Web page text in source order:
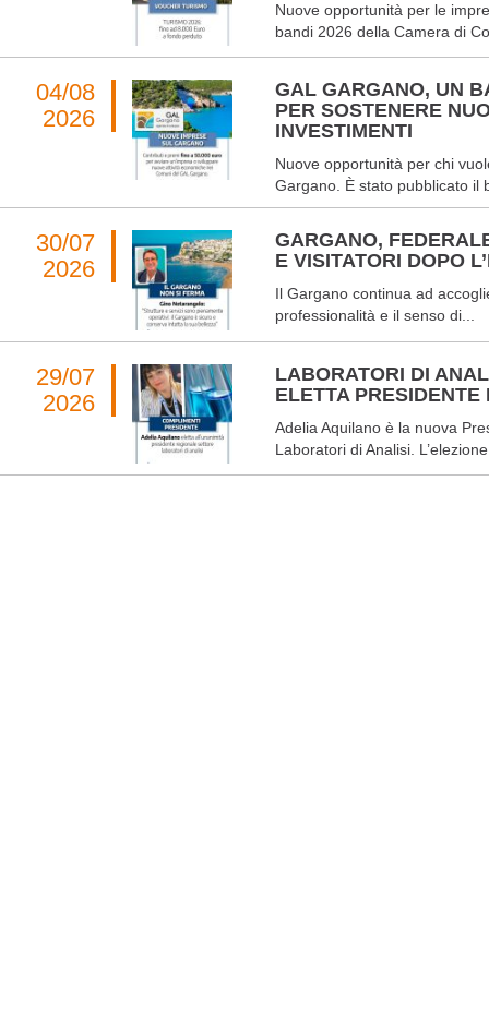
Nuove opportunità per le
bandi 2026 della Camera di
04/08
2026
GAL GARGANO, UN
PER SOSTENERE
INVESTIMENTI
Nuove opportunità per chi
Gargano. È stato pubblicato il
30/07
2026
GARGANO,
E VISITATORI DOPO
Il Gargano continua ad
professionalità e il senso di...
29/07
2026
LABORATORI DI
ELETTA PRESIDENTE
Adelia Aquilano è la nuova
Laboratori di Analisi.